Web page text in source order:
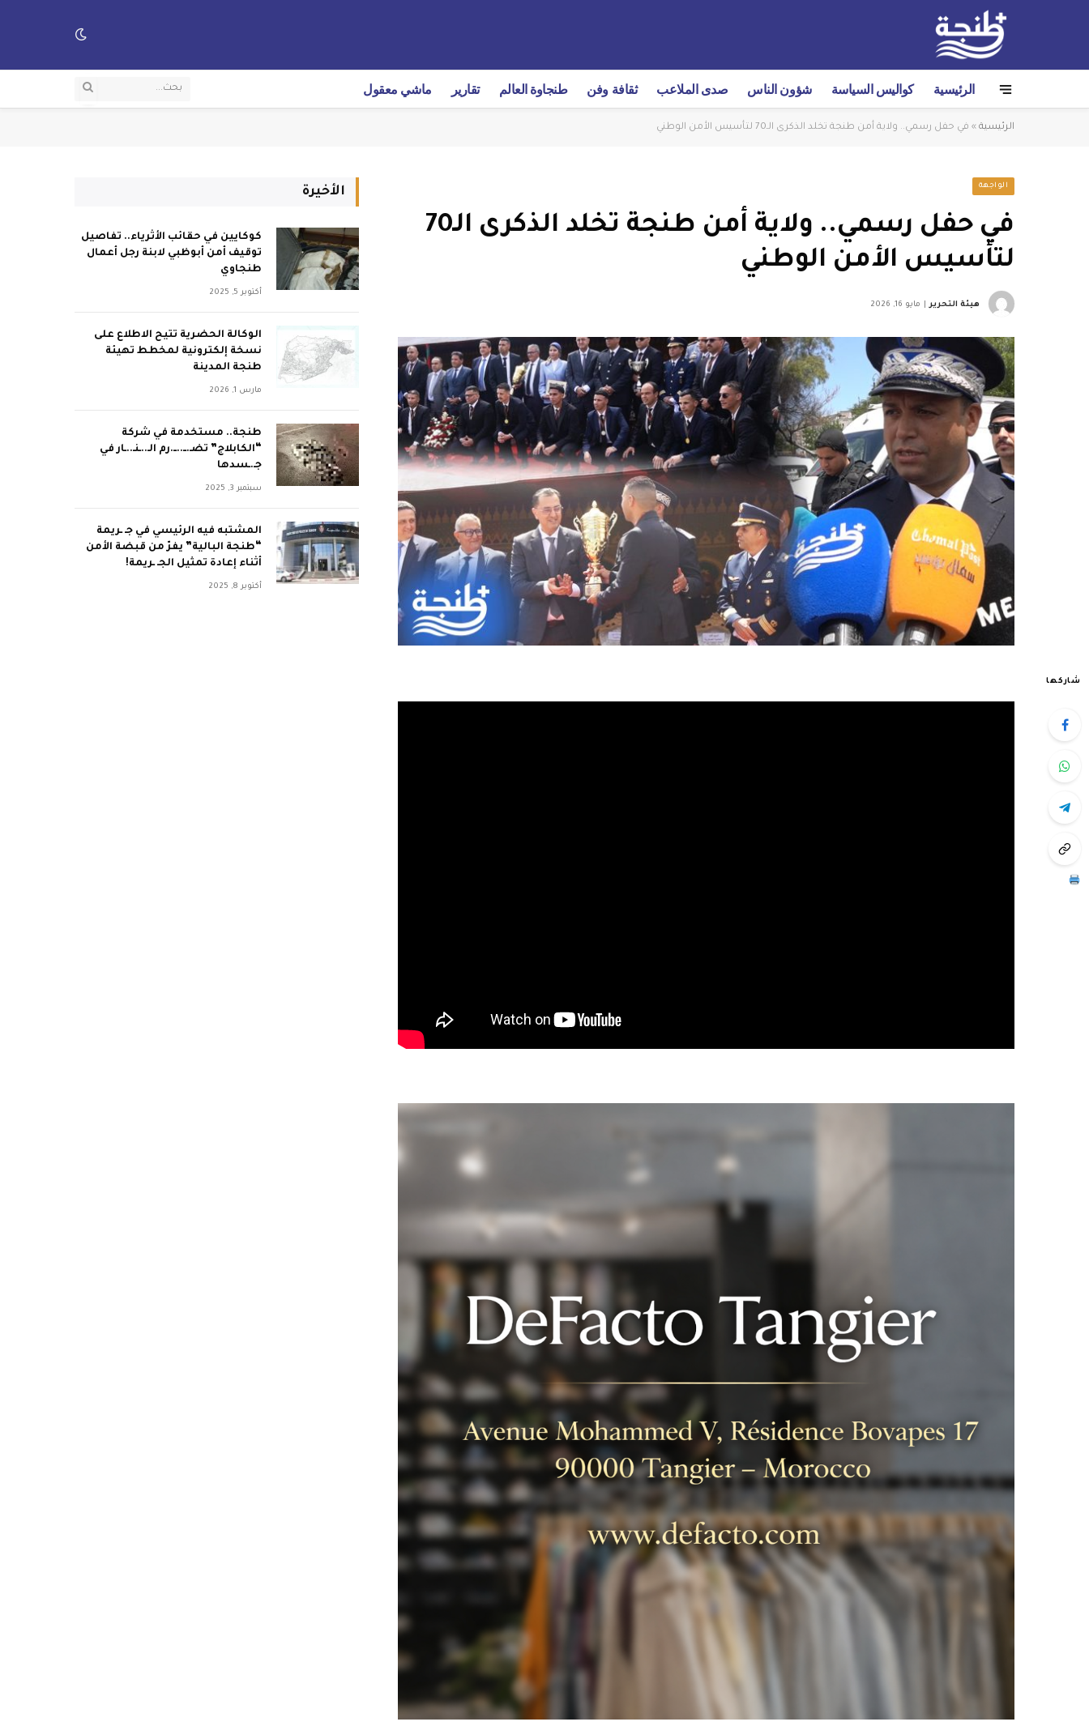
الرئيسية كواليس السياسة شؤون الناس صدى الملاعب ثقافة وفن طنجاوة العالم تقارير ماشي معقول
الرئيسية » في حفل رسمي.. ولاية أمن طنجة تخلد الذكرى الـ70 لتأسيس الأمن الوطني
الواجهة
في حفل رسمي.. ولاية أمن طنجة تخلد الذكرى الـ70
لتأسيس الأمن الوطني
هيئة التحرير مايو 16, 2026
شاركها
الأخيرة
كوكايين في حقائب الأثرياء.. تفاصيل
توقيف أمن أبوظبي لابنة رجل أعمال
طنجاوي
أكتوبر 5, 2025
الوكالة الحضرية تتيح الاطلاع على
نسخة إلكترونية لمخطط تهيئة
طنجة المدينة
مارس 1, 2026
طنجة.. مستخدمة في شركة
“الكابلاج” تضـ.ــ..ــ.رم الـ..ـنـ..ـار في
جـ.ـسدها
سبتمبر 3, 2025
المشتبه فيه الرئيسي في جـ ـريمة
“طنجة البالية” يفرّ من قبضة الأمن
أثناء إعادة تمثيل الجـ ـريمة!
أكتوبر 8, 2025